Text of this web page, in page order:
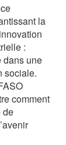
la
:
dans une
sociale.
comment
de